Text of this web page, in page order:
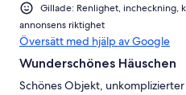
Gillade: Renlighet, incheckning,
annonsens riktighet
Översätt med hjälp av Google
Wunderschönes Häuschen
Schönes Objekt,